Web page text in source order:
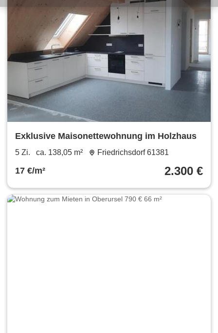
Exklusive Maisonettewohnung im Holzhaus
5 Zi. ca. 138,05 m² Friedrichsdorf 61381
17 €/m² 2.300 €